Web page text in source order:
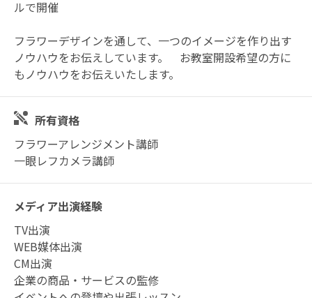
ルで開催
フラワーデザインを通して、一つのイメージを作り出す
ノウハウをお伝えしています。 お教室開設希望の方に
もノウハウをお伝えいたします。
所有資格
フラワーアレンジメント講師
一眼レフカメラ講師
メディア出演経験
TV出演
WEB媒体出演
CM出演
企業の商品・サービスの監修